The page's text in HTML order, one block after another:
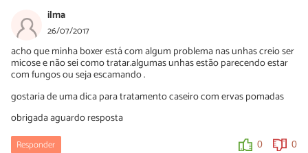
ilma
26/07/2017
acho que minha boxer está com algum problema nas unhas creio ser
micose e não sei como tratar.algumas unhas estão parecendo estar
com fungos ou seja escamando .
gostaria de uma dica para tratamento caseiro com ervas pomadas
obrigada aguardo resposta
Responder 0 0